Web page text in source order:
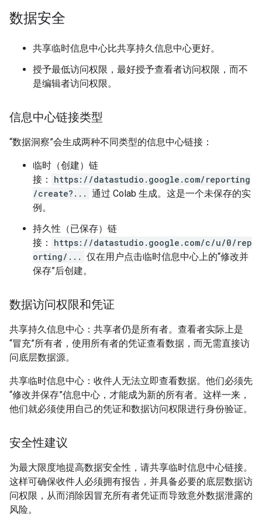
数据安全
共享临时信息中心比共享持久信息中心更好。
授予最低访问权限，最好授予查看者访问权限，而不
是编辑者访问权限。
信息中心链接类型
“数据洞察”会生成两种不同类型的信息中心链接：
临时（创建）链
接：
https://datastudio.google.com/reporting
/create?... 通过 Colab 生成。这是一个未保存的实
例。
持久性（已保存）链
接：
https://datastudio.google.com/c/u/0/rep
orting/... 仅在用户点击临时信息中心上的“修改并
保存”后创建。
数据访问权限和凭证
共享持久信息中心：共享者仍是所有者。查看者实际上是
“冒充”所有者，使用所有者的凭证查看数据，而无需直接访
问底层数据源。
共享临时信息中心：收件人无法立即查看数据。他们必须先
“修改并保存”信息中心，才能成为新的所有者。这样一来，
他们就必须使用自己的凭证和数据访问权限进行身份验证。
安全性建议
为最大限度地提高数据安全性，请共享临时信息中心链接。
这样可确保收件人必须拥有报告，并具备必要的底层数据访
问权限，从而消除因冒充所有者凭证而导致意外数据泄露的
风险。